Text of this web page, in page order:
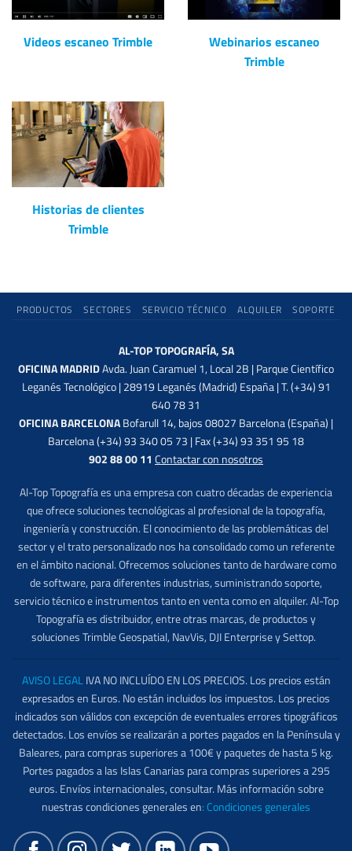
Videos escaneo Trimble
Webinarios escaneo
Trimble
Historias de clientes
Trimble
PRODUCTOS SECTORES SERVICIO TÉCNICO ALQUILER SOPORTE
AL-TOP TOPOGRAFÍA, SA
OFICINA MADRIDAvda. Juan Caramuel 1, Local 2B | Parque Científico
Leganés Tecnológico | 28919 Leganés (Madrid) España | T. (+34) 91
640 78 31
OFICINA BARCELONABofarull 14, bajos 08027 Barcelona (España) |
Barcelona (+34) 93 340 05 73 | Fax (+34) 93 351 95 18
902 88 00 11 Contactar con nosotros
Al-Top Topografía es una empresa con cuatro décadas de experiencia
que ofrece soluciones tecnológicas al profesional de la topografía,
ingeniería y construcción. El conocimiento de las problemáticas del
sector y el trato personalizado nos ha consolidado como un referente
en el ámbito nacional. Ofrecemos soluciones tanto de hardware como
de software, para diferentes industrias, suministrando soporte,
servicio técnico e instrumentos tanto en venta como en alquiler. Al-Top
Topografía es distribuidor, entre otras marcas, de productos y
soluciones Trimble Geospatial, NavVis, DJI Enterprise y Settop.
AVISO LEGALIVA NO INCLUÍDO EN LOS PRECIOS. Los precios están
expresados en Euros. No están incluidos los impuestos. Los precios
indicados son válidos con excepción de eventuales errores tipográficos
detectados. Los envíos se realizarán a portes pagados en la Península y
Baleares, para compras superiores a 100€ y paquetes de hasta 5 kg.
Portes pagados a las Islas Canarias para compras superiores a 295
euros. Envíos internacionales, consultar. Más información sobre
nuestras condiciones generales en: Condiciones generales